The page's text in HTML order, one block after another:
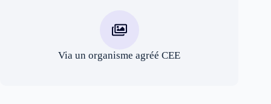
Via un organisme agréé CEE